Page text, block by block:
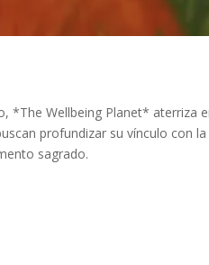
*The Wellbeing Planet* aterriza
profundizar su vínculo con la
sagrado.